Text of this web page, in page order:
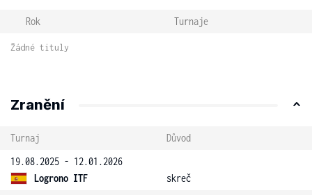
Rok Turnaje
Žádné tituly
Zranění
Turnaj
Důvod
19.08.2025 - 12.01.2026
Logrono ITF
skreč